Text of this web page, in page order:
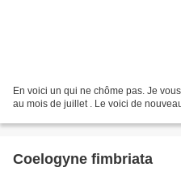
En voici un qui ne chôme pas. Je
au mois de juillet . Le voici de
Coelogyne fimbriata